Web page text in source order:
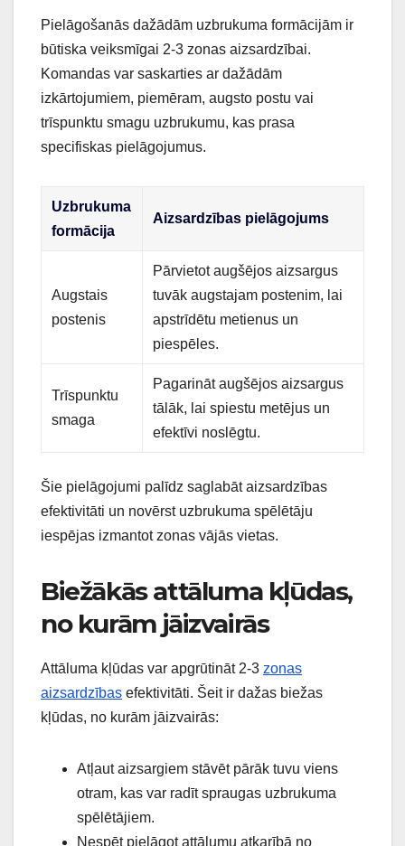
Pielāgošanās dažādām uzbrukuma formācijām ir
būtiska veiksmīgai 2-3 zonas aizsardzībai.
Komandas var saskarties ar dažādām
izkārtojumiem, piemēram, augsto postu vai
trīspunktu smagu uzbrukumu, kas prasa
specifiskas pielāgojumus.
Uzbrukuma
formācija
Aizsardzības pielāgojums
Augstais
postenis
Pārvietot augšējos aizsargus
tuvāk augstajam postenim, lai
apstrīdētu metienus un
piespēles.
Trīspunktu
smaga
Pagarināt augšējos aizsargus
tālāk, lai spiestu metējus un
efektīvi noslēgtu.
Šie pielāgojumi palīdz saglabāt aizsardzības
efektivitāti un novērst uzbrukuma spēlētāju
iespējas izmantot zonas vājās vietas.
Biežākās attāluma kļūdas,
no kurām jāizvairās
Attāluma kļūdas var apgrūtināt 2-3 zonas
aizsardzības efektivitāti. Šeit ir dažas biežas
kļūdas, no kurām jāizvairās:
Atļaut aizsargiem stāvēt pārāk tuvu viens
otram, kas var radīt spraugas uzbrukuma
spēlētājiem.
Nespēt pielāgot attālumu atkarībā no